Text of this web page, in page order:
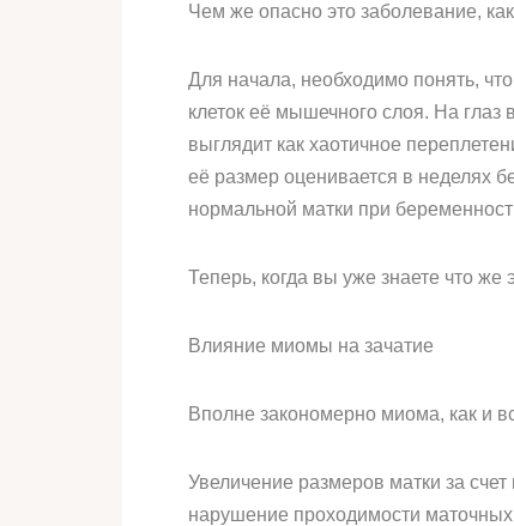
Чем же опасно это заболевание,
Для начала, необходимо понять,
клеток её мышечного слоя. На глаз
выглядит как хаотичное
её размер оценивается в неделях
нормальной матки при
Теперь, когда вы уже знаете что
Влияние миомы на зачатие
Вполне закономерно миома, как и
Увеличение размеров матки за
нарушение проходимости